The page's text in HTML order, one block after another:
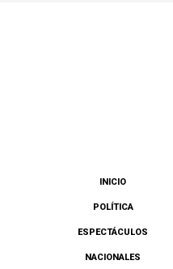
INICIO
POLÍTICA
ESPECTÁCULOS
NACIONALES